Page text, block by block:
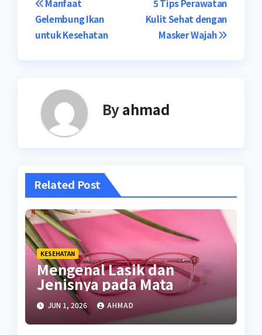
Navigasi
pos
5 Tips Perawatan
Kulit Sehat dengan
Masker Wajah
Manfaat
Gelembung Ikan
untuk Kesehatan
Byahmad
Related Post
KESEHATAN
Mengenal Lasik dan
Jenisnya pada Mata
JUN 1, 2026 AHMAD